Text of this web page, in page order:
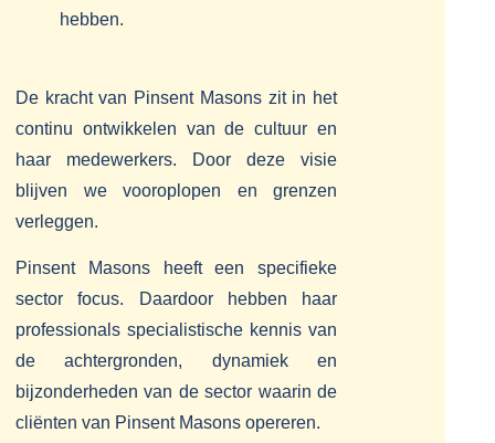
hebben.
De kracht van Pinsent Masons zit in het
continu ontwikkelen van de cultuur en
haar medewerkers. Door deze visie
blijven we vooroplopen en grenzen
verleggen.
Pinsent Masons heeft een specifieke
sector focus. Daardoor hebben haar
professionals specialistische kennis van
de achtergronden, dynamiek en
bijzonderheden van de sector waarin de
cliënten van Pinsent Masons opereren.